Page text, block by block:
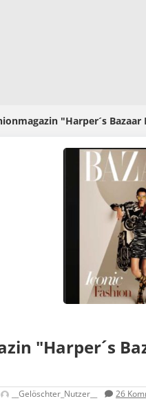
"Harper´s
"Harper´s
__Gelöschter_Nutzer__ 26